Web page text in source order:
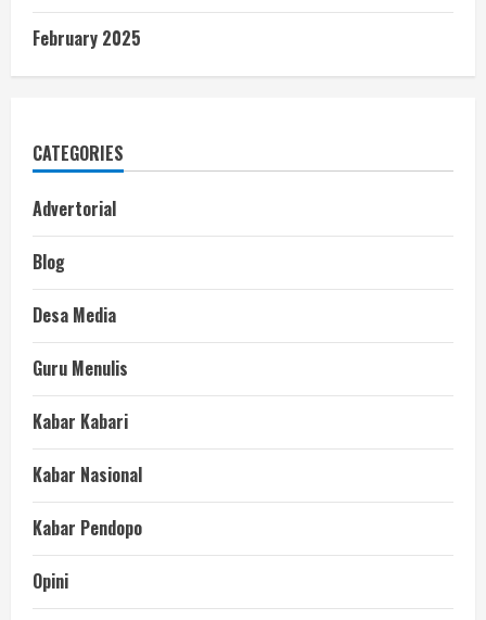
February 2025
CATEGORIES
Advertorial
Blog
Desa Media
Guru Menulis
Kabar Kabari
Kabar Nasional
Kabar Pendopo
Opini